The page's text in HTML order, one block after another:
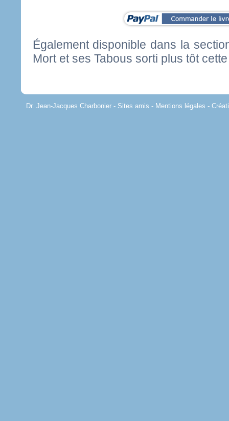
Également disponible dans la
Mort et ses Tabous sorti plus tôt
Dr. Jean-Jacques Charbonier - Sites amis - Mentions légales -